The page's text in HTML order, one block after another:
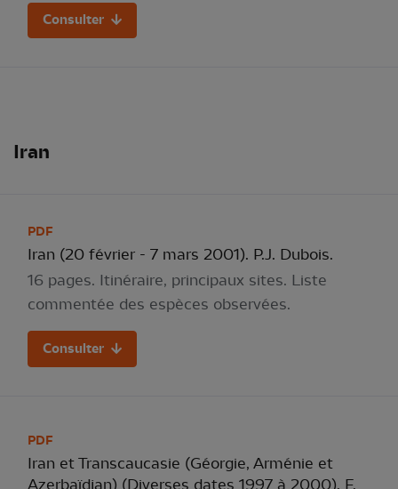
Consulter
Iran
PDF
Iran (20 février - 7 mars 2001). P.J. Dubois.
16 pages. Itinéraire, principaux sites. Liste
commentée des espèces observées.
Consulter
PDF
Iran et Transcaucasie (Géorgie, Arménie et
Azerbaïdjan) (Diverses dates 1997 à 2000). F.